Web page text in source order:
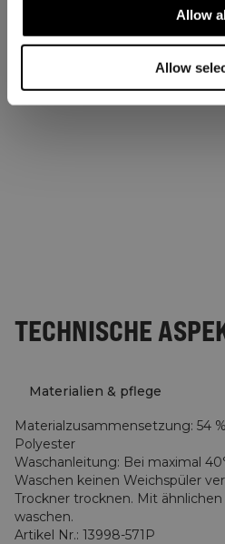
Allow
Allow
TECHNISCHE
Materialien & pflege
Materialzusammensetzung: 54
Polyester
Waschanleitung: Bei maximal
Waschen keinen Weichspüler
Trockner trocknen. Mit
waschen.
Artikel Nr.: 13998-571P